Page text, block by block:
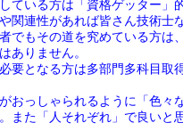
ている方は「資格ゲッター」
関連性があれば皆さん技術士
でもその道を究めている方
ありません。
要となる方は多部門多科目取
おっしゃられるように「色々
また「人それぞれ」で良いと